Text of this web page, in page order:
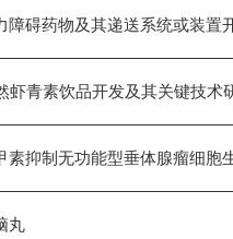
障碍药物及其递送系统或装置
虾青素饮品开发及其关键技术
素抑制无功能型垂体腺瘤细胞
丸